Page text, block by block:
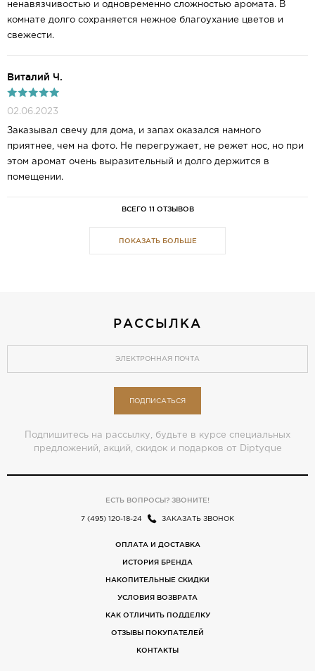
ненавязчивостью и одновременно сложностью аромата. В
комнате долго сохраняется нежное благоухание цветов и
свежести.
Виталий Ч.
02.06.2023
Заказывал свечу для дома, и запах оказался намного
приятнее, чем на фото. Не перегружает, не режет нос, но при
этом аромат очень выразительный и долго держится в
помещении.
ВСЕГО 11 ОТЗЫВОВ
ПОКАЗАТЬ БОЛЬШЕ
РАССЫЛКА
ПОДПИСАТЬСЯ
Подпишитесь на рассылку, будьте в курсе специальных
предложений, акций, скидок и подарков от Diptyque
ЕСТЬ ВОПРОСЫ? ЗВОНИТЕ!
7 (495) 120-18-24 ЗАКАЗАТЬ ЗВОНОК
ОПЛАТА И ДОСТАВКА
ИСТОРИЯ БРЕНДА
НАКОПИТЕЛЬНЫЕ СКИДКИ
УСЛОВИЯ ВОЗВРАТА
КАК ОТЛИЧИТЬ ПОДДЕЛКУ
ОТЗЫВЫ ПОКУПАТЕЛЕЙ
КОНТАКТЫ